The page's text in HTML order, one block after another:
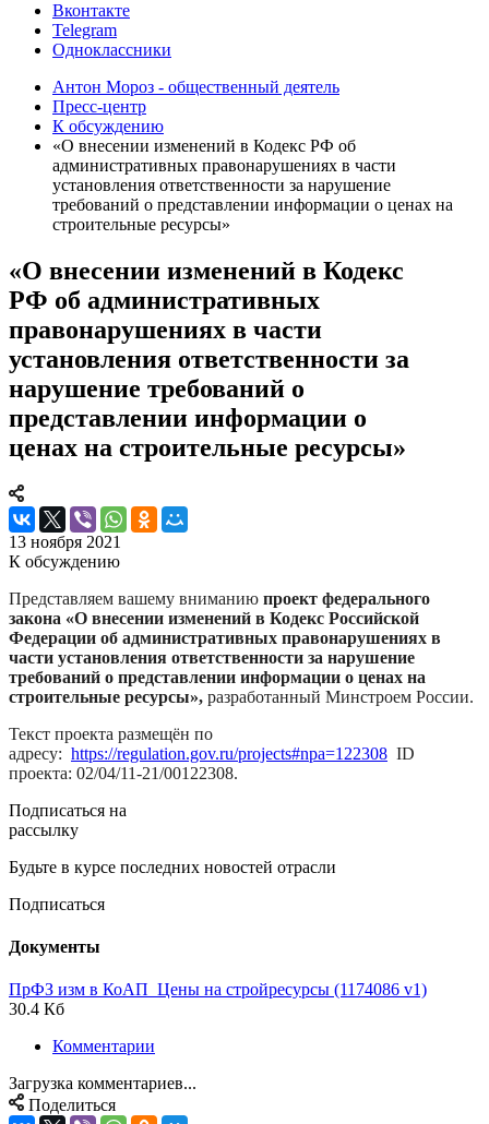
Вконтакте
Telegram
Одноклассники
Антон Мороз - общественный деятель
Пресс-центр
К обсуждению
«О внесении изменений в Кодекс РФ об
административных правонарушениях в части
установления ответственности за нарушение
требований о представлении информации о ценах на
строительные ресурсы»
«О внесении изменений в Кодекс
РФ об административных
правонарушениях в части
установления ответственности за
нарушение требований о
представлении информации о
ценах на строительные ресурсы»
13 ноября 2021
К обсуждению
Представляем вашему вниманию проект федерального
закона «О внесении изменений в Кодекс Российской
Федерации об административных правонарушениях в
части установления ответственности за нарушение
требований о представлении информации о ценах на
строительные ресурсы», разработанный Минстроем России.
Текст проекта размещён по
адресу: https://regulation.gov.ru/projects#npa=122308 ID
проекта: 02/04/11-21/00122308.
Подписаться на
рассылку
Будьте в курсе последних новостей отрасли
Подписаться
Документы
ПрФЗ изм в КоАП_Цены на стройресурсы (1174086 v1)
30.4 Кб
Комментарии
Загрузка комментариев...
Поделиться